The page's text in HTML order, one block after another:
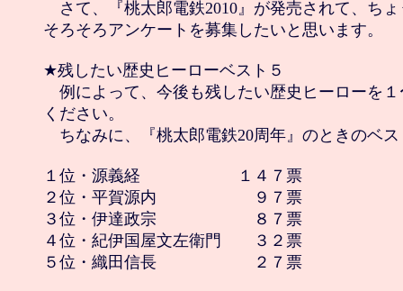
さて、『桃太郎電鉄2010』が発売されて、ち
そろそろアンケートを募集したいと思います。
★残したい歴史ヒーローベスト５
例によって、今後も残したい歴史ヒーローを
ください。
ちなみに、『桃太郎電鉄20周年』のときのベ
１位・源義経　　　　　　１４７票
２位・平賀源内　　　　　　９７票
３位・伊達政宗　　　　　　８７票
４位・紀伊国屋文左衛門　　３２票
５位・織田信長　　　　　　２７票